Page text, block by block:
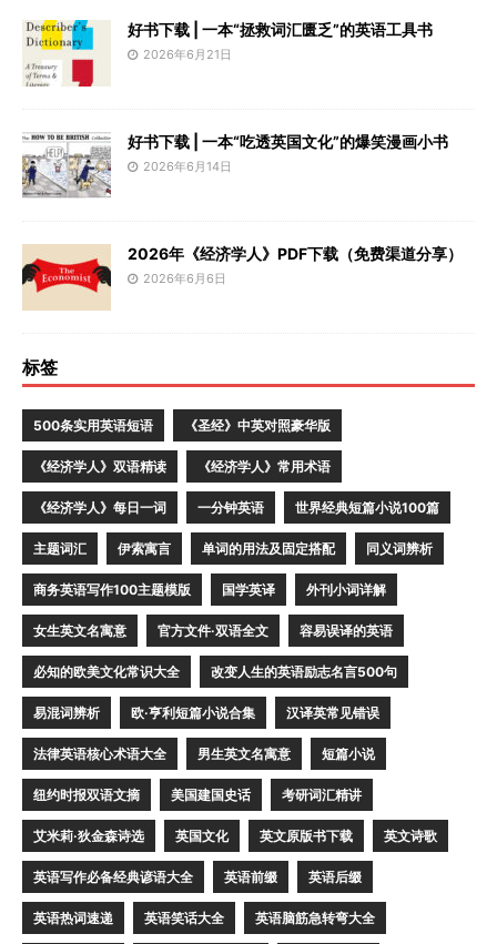
好书下载 | 一本“拯救词汇匮乏”的英语工具书
2026年6月21日
好书下载 | 一本“吃透英国文化”的爆笑漫画小书
2026年6月14日
2026年《经济学人》PDF下载（免费渠道分享）
2026年6月6日
标签
500条实用英语短语 《圣经》中英对照豪华版
《经济学人》双语精读 《经济学人》常用术语
《经济学人》每日一词 一分钟英语 世界经典短篇小说100篇
主题词汇 伊索寓言 单词的用法及固定搭配 同义词辨析
商务英语写作100主题模版 国学英译 外刊小词详解
女生英文名寓意 官方文件·双语全文 容易误译的英语
必知的欧美文化常识大全 改变人生的英语励志名言500句
易混词辨析 欧·亨利短篇小说合集 汉译英常见错误
法律英语核心术语大全 男生英文名寓意 短篇小说
纽约时报双语文摘 美国建国史话 考研词汇精讲
艾米莉·狄金森诗选 英国文化 英文原版书下载 英文诗歌
英语写作必备经典谚语大全 英语前缀 英语后缀
英语热词速递 英语笑话大全 英语脑筋急转弯大全